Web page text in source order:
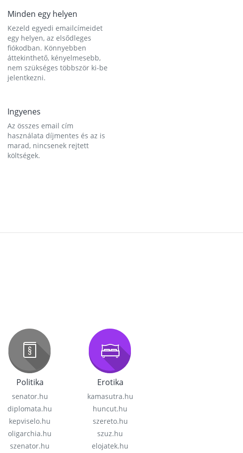
Minden egy helyen
Kezeld egyedi emailcímeidet
egy helyen, az elsődleges
fiókodban. Könnyebben
áttekinthető, kényelmesebb,
nem szükséges többször ki-be
jelentkezni.
Ingyenes
Az összes email cím
használata díjmentes és az is
marad, nincsenek rejtett
költségek.
Politika
senator.hu
diplomata.hu
kepviselo.hu
oligarchia.hu
szenator.hu
Erotika
kamasutra.hu
huncut.hu
szereto.hu
szuz.hu
elojatek.hu